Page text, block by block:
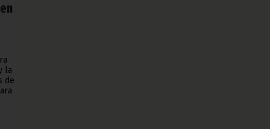
la
de